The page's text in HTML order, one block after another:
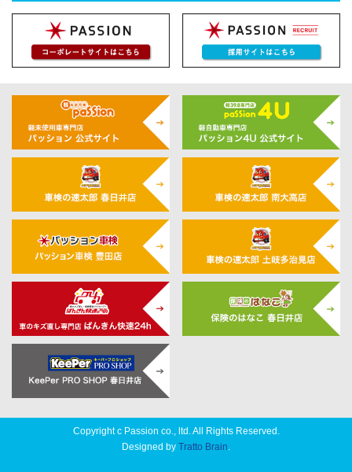
Copyright c Passion co., ltd. All Rights Reserved.
Designed by Tratto Brain.